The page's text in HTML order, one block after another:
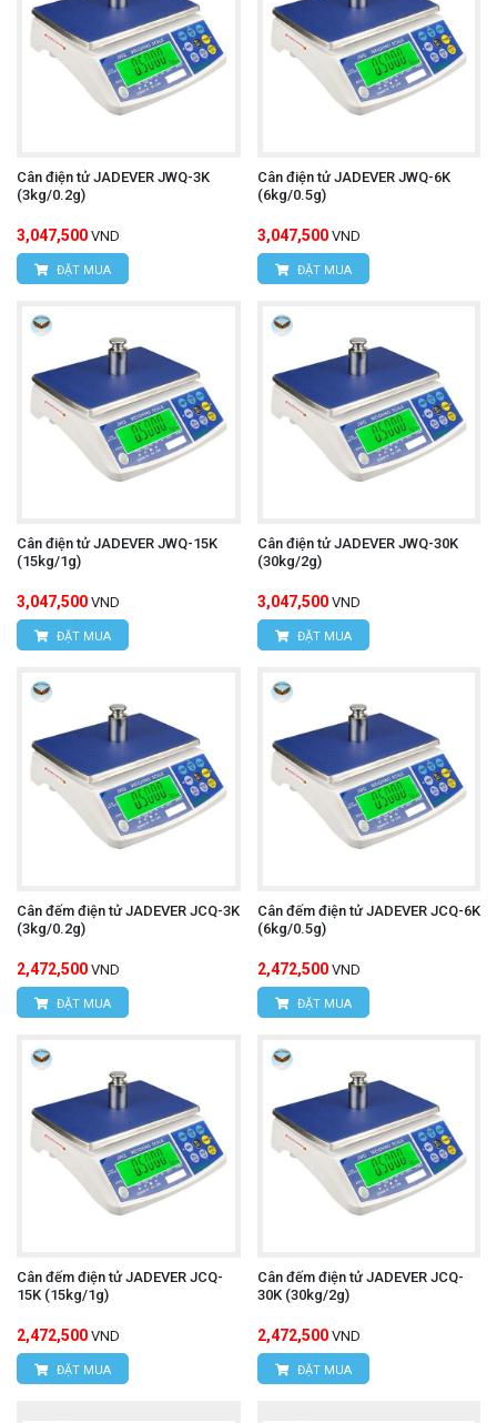
Cân điện tử JADEVER JWQ-3K
(3kg/0.2g)
3,047,500 VND
ĐẶT MUA
Cân điện tử JADEVER JWQ-6K
(6kg/0.5g)
3,047,500 VND
ĐẶT MUA
Cân điện tử JADEVER JWQ-15K
(15kg/1g)
3,047,500 VND
ĐẶT MUA
Cân điện tử JADEVER JWQ-30K
(30kg/2g)
3,047,500 VND
ĐẶT MUA
Cân đếm điện tử JADEVER JCQ-3K
(3kg/0.2g)
2,472,500 VND
ĐẶT MUA
Cân đếm điện tử JADEVER JCQ-6K
(6kg/0.5g)
2,472,500 VND
ĐẶT MUA
Cân đếm điện tử JADEVER JCQ-
15K (15kg/1g)
2,472,500 VND
ĐẶT MUA
Cân đếm điện tử JADEVER JCQ-
30K (30kg/2g)
2,472,500 VND
ĐẶT MUA